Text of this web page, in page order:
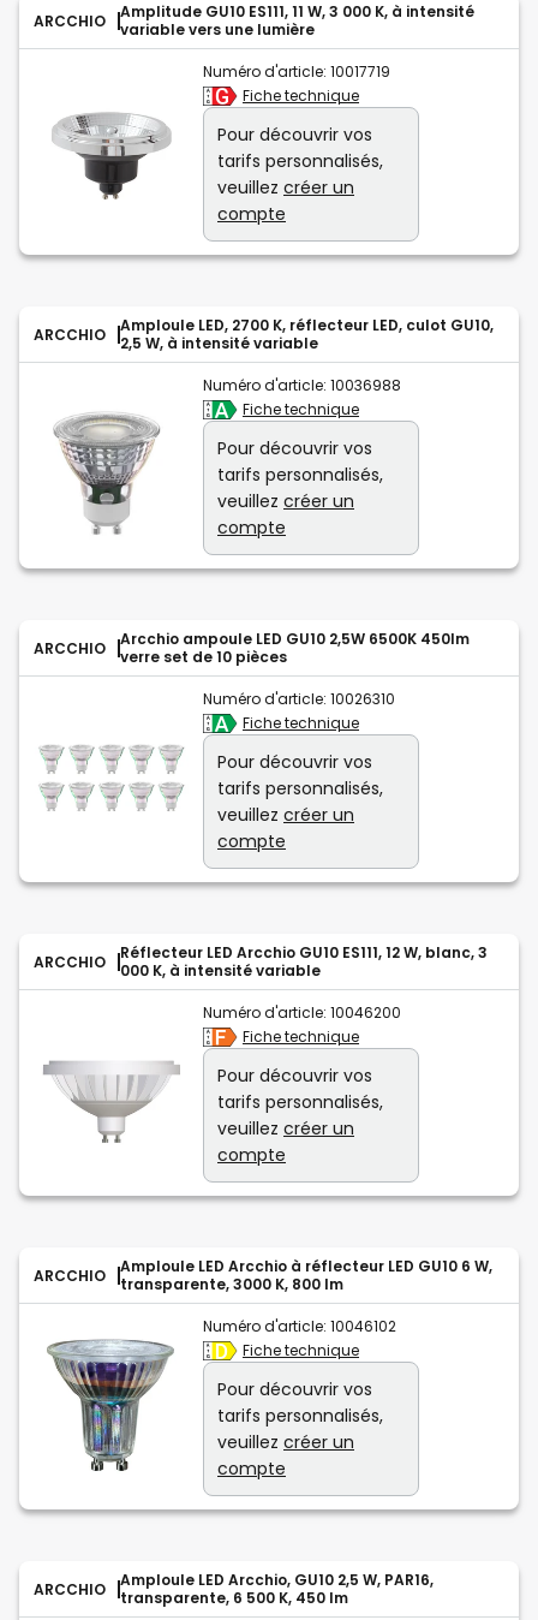
ARCCHIO
Amplitude GU10 ES111, 11 W, 3 000 K, à intensité
variable vers une lumière
Numéro d'article: 10017719
Fiche technique
Pour découvrir vos
tarifs personnalisés,
veuillez créer un
compte
ARCCHIO
Amploule LED, 2700 K, réflecteur LED, culot GU10,
2,5 W, à intensité variable
Numéro d'article: 10036988
Fiche technique
Pour découvrir vos
tarifs personnalisés,
veuillez créer un
compte
ARCCHIO
Arcchio ampoule LED GU10 2,5W 6500K 450lm
verre set de 10 pièces
Numéro d'article: 10026310
Fiche technique
Pour découvrir vos
tarifs personnalisés,
veuillez créer un
compte
ARCCHIO
Réflecteur LED Arcchio GU10 ES111, 12 W, blanc, 3
000 K, à intensité variable
Numéro d'article: 10046200
Fiche technique
Pour découvrir vos
tarifs personnalisés,
veuillez créer un
compte
ARCCHIO
Amploule LED Arcchio à réflecteur LED GU10 6 W,
transparente, 3000 K, 800 lm
Numéro d'article: 10046102
Fiche technique
Pour découvrir vos
tarifs personnalisés,
veuillez créer un
compte
ARCCHIO
Amploule LED Arcchio, GU10 2,5 W, PAR16,
transparente, 6 500 K, 450 lm